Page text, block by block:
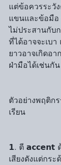
แต่ข้อควรระวั
แขนและข้อมือ
ไม่ประสานกับก
ที่ได้อาจจะเบ
ยาวอาจเกิดอ
ฝ่ามือได้เช่นกัน
ตัวอย่างพฤติก
เรียน
𝟭. ตี 𝗮𝗰𝗰𝗲𝗻𝘁
เสียงดังแต่กร